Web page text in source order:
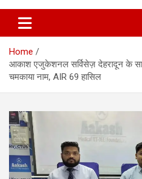
Kathait
Uttarakhand
Uttarakhand
Home
आकाश एजुकेशनल सर्विसेज़ देहरादून के
चमकाया नाम, AIR 69 हासिल